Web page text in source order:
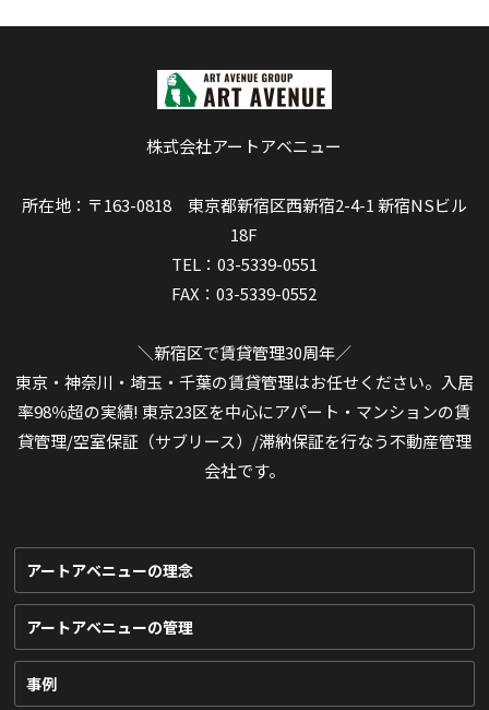
株式会社アートアベニュー
所在地：〒163-0818 東京都新宿区西新宿2-4-1 新宿NSビル
18F
TEL：03-5339-0551
FAX：03-5339-0552
＼新宿区で賃貸管理30周年／
東京・神奈川・埼玉・千葉の賃貸管理はお任せください。入居
率98％超の実績! 東京23区を中心にアパート・マンションの賃
貸管理/空室保証（サブリース）/滞納保証を行なう不動産管理
会社です。
アートアベニューの理念
アートアベニューの管理
事例